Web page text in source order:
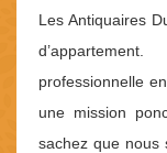
Les Antiquaires
professionnelle
une mission
sachez que nous